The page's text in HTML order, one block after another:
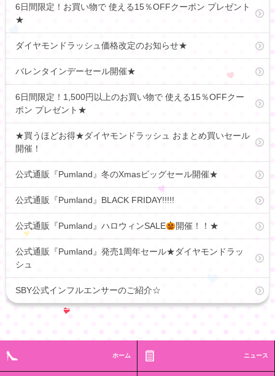
6日間限定！お買い物で 使える15％OFFクーポン プレゼント
★
ダイヤモンドラッシュ価格改定のお知らせ★
バレンタインデーセール開催★
6日間限定！1,500円以上のお買い物で 使える15％OFFクー
ポン プレゼント★
★買うほどお得★ダイヤモンドラッシュ おまとめ買いセール
開催！
公式通販『Pumland』冬のXmasビッグセール開催★
公式通販『Pumland』BLACK FRIDAY!!!!!
公式通販『Pumland』ハロウィンSALE 開催！！★
公式通販『Pumland』発売1周年セール★ダイヤモンドラッ
シュ
SBY公式インフルエンサーのご紹介☆
ホーム ニュース